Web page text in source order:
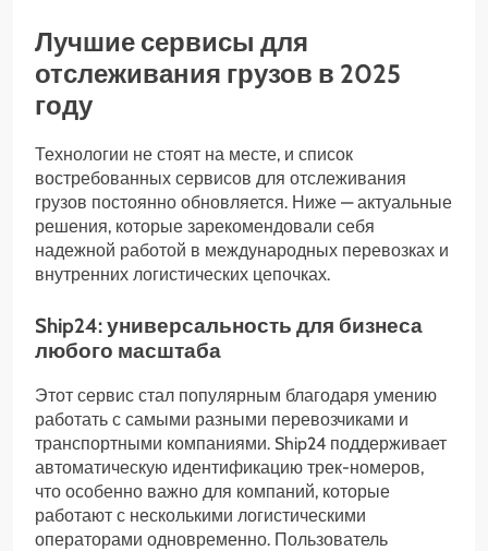
Лучшие сервисы для
отслеживания грузов в 2025
году
Технологии не стоят на месте, и список
востребованных сервисов для отслеживания
грузов постоянно обновляется. Ниже — актуальные
решения, которые зарекомендовали себя
надежной работой в международных перевозках и
внутренних логистических цепочках.
Ship24: универсальность для бизнеса
любого масштаба
Этот сервис стал популярным благодаря умению
работать с самыми разными перевозчиками и
транспортными компаниями. Ship24 поддерживает
автоматическую идентификацию трек-номеров,
что особенно важно для компаний, которые
работают с несколькими логистическими
операторами одновременно. Пользователь